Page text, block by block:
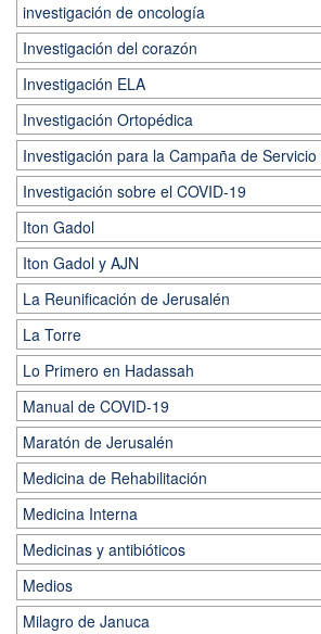
investigación de oncología
Investigación del corazón
Investigación ELA
Investigación Ortopédica
Investigación para la Campaña de
Investigación sobre el COVID-19
Iton Gadol
Iton Gadol y AJN
La Reunificación de Jerusalén
La Torre
Lo Primero en Hadassah
Manual de COVID-19
Maratón de Jerusalén
Medicina de Rehabilitación
Medicina Interna
Medicinas y antibióticos
Medios
Milagro de Januca